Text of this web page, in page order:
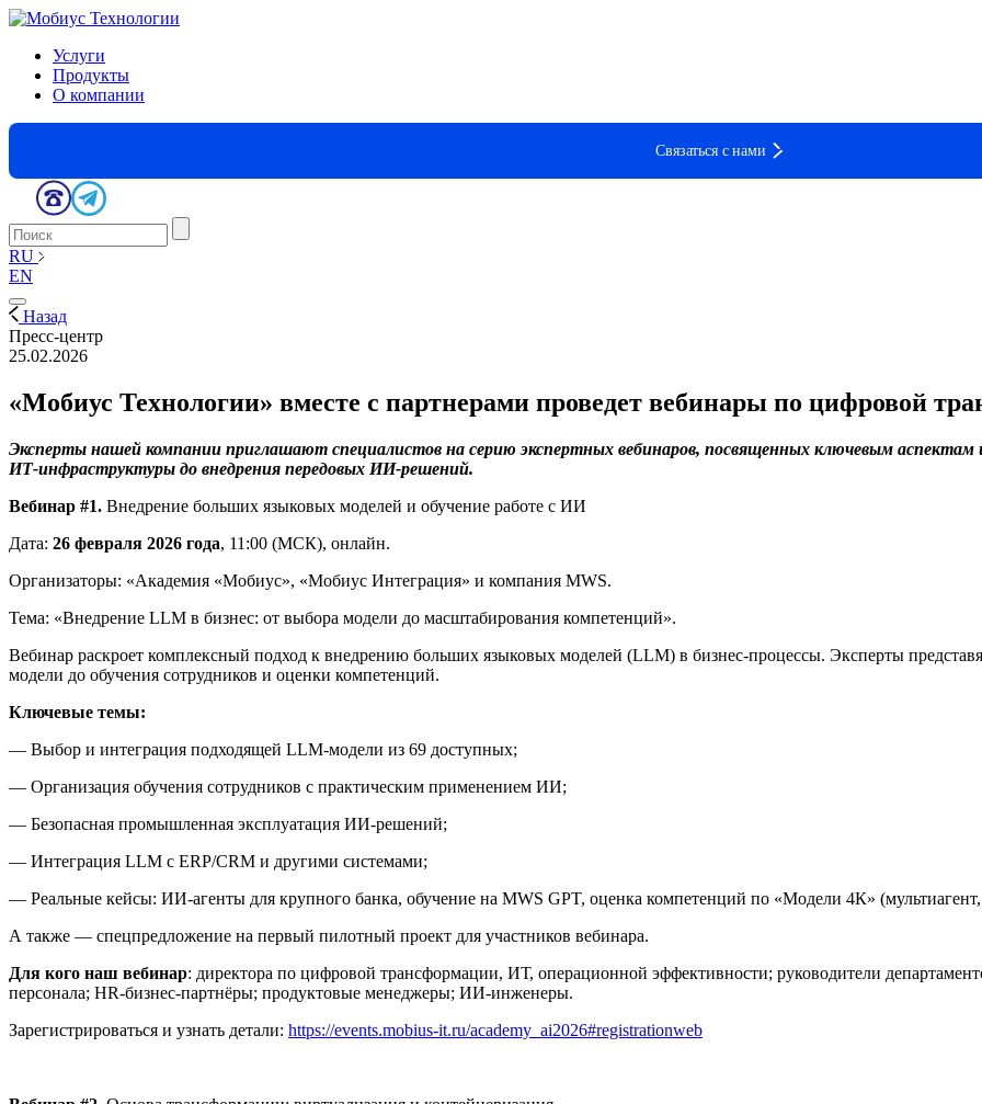
Услуги
Продукты
О компании
Связаться с нами
RU
EN
Назад
Пресс-центр
25.02.2026
«Мобиус Технологии» вместе с партнерами проведет вебинары по цифровой
Эксперты нашей компании приглашают специалистов на серию экспертных вебинаров, посвященных ключевым
ИТ‑инфраструктуры до внедрения передовых ИИ‑решений.
Вебинар #1. Внедрение больших языковых моделей и обучение работе с ИИ
Дата: 26 февраля 2026 года, 11:00 (МСК), онлайн.
Организаторы: «Академия «Мобиус», «Мобиус Интеграция» и компания MWS.
Тема: «Внедрение LLM в бизнес: от выбора модели до масштабирования компетенций».
Вебинар раскроет комплексный подход к внедрению больших языковых моделей (LLM) в бизнес‑процессы. Эксперты
модели до обучения сотрудников и оценки компетенций.
Ключевые темы:
— Выбор и интеграция подходящей LLM‑модели из 69 доступных;
— Организация обучения сотрудников с практическим применением ИИ;
— Безопасная промышленная эксплуатация ИИ‑решений;
— Интеграция LLM с ERP/CRM и другими системами;
— Реальные кейсы: ИИ‑агенты для крупного банка, обучение на MWS GPT, оценка компетенций по «Модели 4К»
А также — спецпредложение на первый пилотный проект для участников вебинара.
Для кого наш вебинар: директора по цифровой трансформации, ИТ, операционной эффективности; руководители
персонала; HR‑бизнес‑партнёры; продуктовые менеджеры; ИИ‑инженеры.
Зарегистрироваться и узнать детали: https://events.mobius-it.ru/academy_ai2026#registrationweb